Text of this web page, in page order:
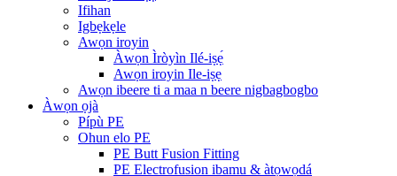
Ifihan
Igbẹkẹle
Awọn iroyin
Àwọn Ìròyìn Ilé-iṣẹ́
Awọn iroyin Ile-iṣẹ
Awọn ibeere ti a maa n beere nigbagbogbo
Àwọn ọjà
Pípù PE
Ohun elo PE
PE Butt Fusion Fitting
PE Electrofusion ibamu & àtọwọdá